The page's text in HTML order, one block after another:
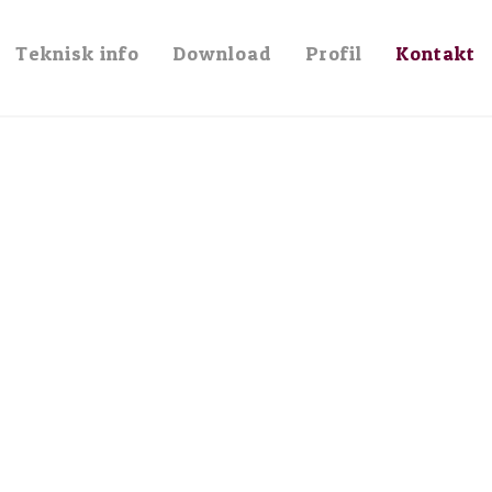
Teknisk info Download Profil Kontakt
kvalitet og luksus